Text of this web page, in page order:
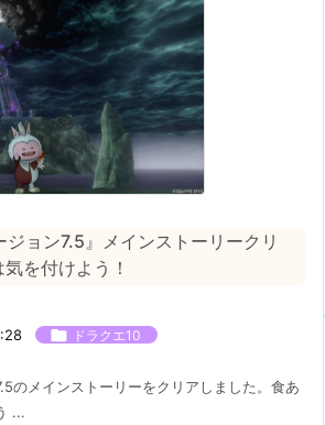
ジョン7.5』メインストーリークリ
を付けよう！
 ドラクエ10
のメインストーリーをクリアしました。食あ
...